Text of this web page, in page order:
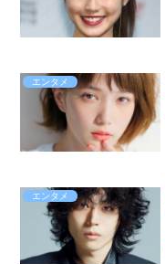
エンタメ
エンタメ